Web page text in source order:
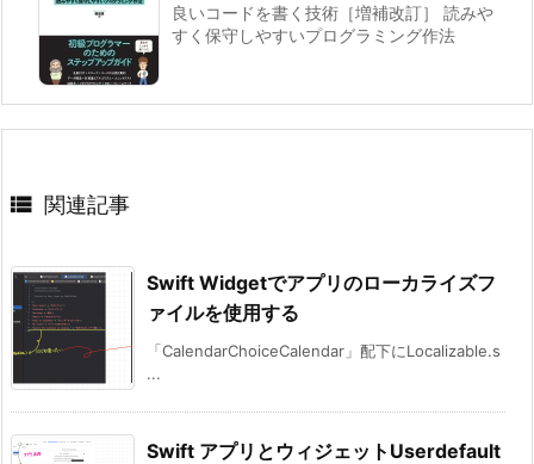
良いコードを書く技術［増補改訂］ 読みや
すく保守しやすいプログラミング作法
 関連記事
Swift Widgetでアプリのローカライズフ
ァイルを使用する
「CalendarChoiceCalendar」配下にLocalizable.s
...
Swift アプリとウィジェットUserdefault